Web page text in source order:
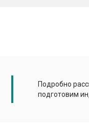
Подробно
подготовим